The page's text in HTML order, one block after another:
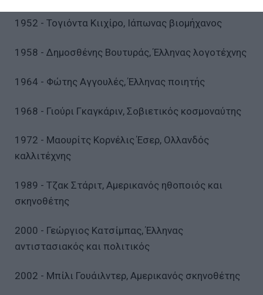
1952 - Τογιόντα Κιιχίρο, Ιάπωνας βιομήχανος
1958 - Δημοσθένης Βουτυράς, Έλληνας λογοτέχνης
1964 - Φώτης Αγγουλές, Έλληνας ποιητής
1968 - Γιούρι Γκαγκάριν, Σοβιετικός κοσμοναύτης
1972 - Μαουρίτς Κορνέλις Έσερ, Ολλανδός
καλλιτέχνης
1989 - Τζακ Στάριτ, Αμερικανός ηθοποιός και
σκηνοθέτης
2000 - Γεώργιος Κατσίμπας, Έλληνας
αντιστασιακός και πολιτικός
2002 - Μπίλι Γουάιλντερ, Αμερικανός σκηνοθέτης